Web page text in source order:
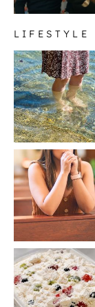
LIFESTYLE